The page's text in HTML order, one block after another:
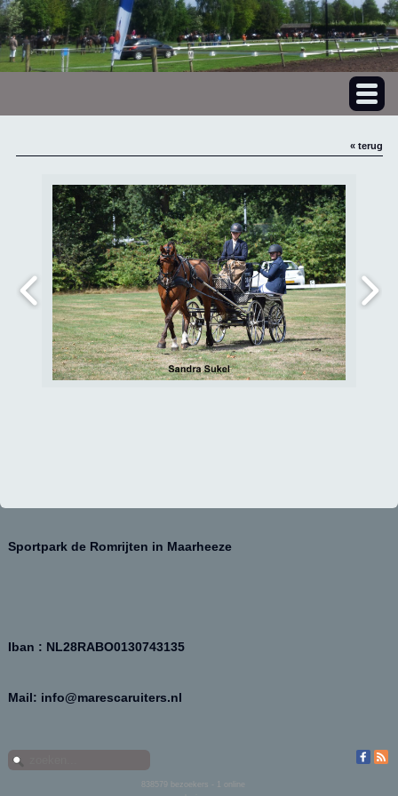
« terug
Sportpark de Romrijten in Maarheeze
Iban : NL28RABO0130743135
Mail: info@marescaruiters.nl
838579
bezoekers - 1 online